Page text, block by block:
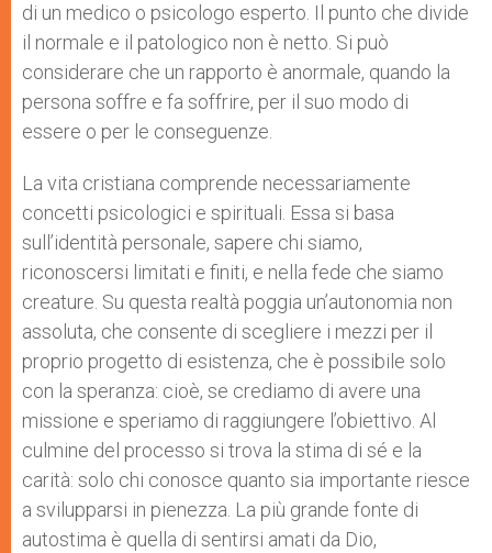
di un medico o psicologo esperto. Il punto che divide
il normale e il patologico non è netto. Si può
considerare che un rapporto è anormale, quando la
persona soffre e fa soffrire, per il suo modo di
essere o per le conseguenze.
La vita cristiana comprende necessariamente
concetti psicologici e spirituali. Essa si basa
sull’identità personale, sapere chi siamo,
riconoscersi limitati e finiti, e nella fede che siamo
creature. Su questa realtà poggia un’autonomia non
assoluta, che consente di scegliere i mezzi per il
proprio progetto di esistenza, che è possibile solo
con la speranza: cioè, se crediamo di avere una
missione e speriamo di raggiungere l’obiettivo. Al
culmine del processo si trova la stima di sé e la
carità: solo chi conosce quanto sia importante riesce
a svilupparsi in pienezza. La più grande fonte di
autostima è quella di sentirsi amati da Dio,